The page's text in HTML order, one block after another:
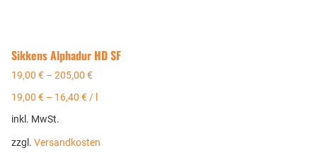
Sikkens Alphadur HD SF
19,00 € – 205,00 €
19,00 € – 16,40 € /
inkl. MwSt.
zzgl. Versandkosten